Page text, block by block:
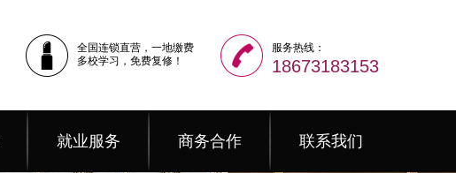
全国连锁直营，一地缴费
多校学习，免费复修！
服务热线：
18673183153
就业服务 商务合作 联系我们